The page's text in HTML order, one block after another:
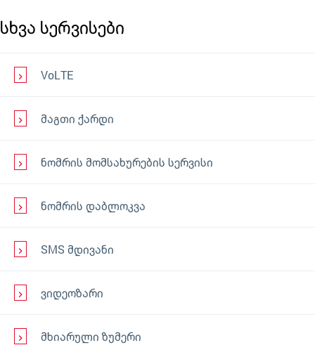
სხვა სერვისები
VoLTE
მაგთი ქარდი
ნომრის მომსახურების სერვისი
ნომრის დაბლოკვა
SMS მდივანი
ვიდეოზარი
მხიარული ზუმერი